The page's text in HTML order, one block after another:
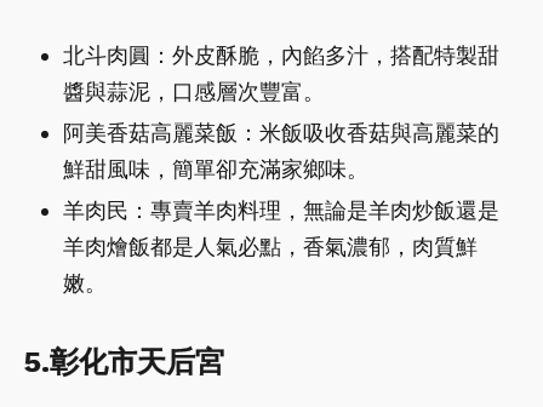
北斗肉圓：外皮酥脆，內餡多汁，搭配特製甜
醬與蒜泥，口感層次豐富。
阿美香菇高麗菜飯：米飯吸收香菇與高麗菜的
鮮甜風味，簡單卻充滿家鄉味。
羊肉民：專賣羊肉料理，無論是羊肉炒飯還是
羊肉燴飯都是人氣必點，香氣濃郁，肉質鮮
嫩。
5.彰化市天后宮